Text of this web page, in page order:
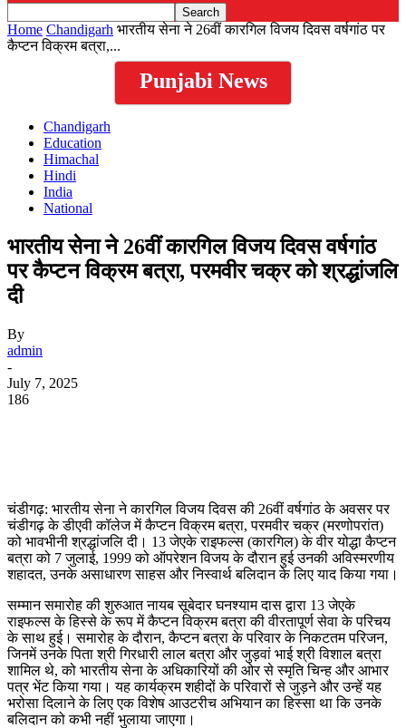
Home Chandigarh भारतीय सेना ने 26वीं कारगिल विजय दिवस वर्षगांठ पर
कैप्टन विक्रम बत्रा,...
Punjabi News
Chandigarh
Education
Himachal
Hindi
India
National
भारतीय सेना ने 26वीं कारगिल विजय दिवस वर्षगांठ
पर कैप्टन विक्रम बत्रा, परमवीर चक्र को श्रद्धांजलि
दी
By
admin
-
July 7, 2025
186
चंडीगढ़: भारतीय सेना ने कारगिल विजय दिवस की 26वीं वर्षगांठ के अवसर पर
चंडीगढ़ के डीएवी कॉलेज में कैप्टन विक्रम बत्रा, परमवीर चक्र (मरणोपरांत)
को भावभीनी श्रद्धांजलि दी। 13 जेएके राइफल्स (कारगिल) के वीर योद्धा कैप्टन
बत्रा को 7 जुलाई, 1999 को ऑपरेशन विजय के दौरान हुई उनकी अविस्मरणीय
शहादत, उनके असाधारण साहस और निस्वार्थ बलिदान के लिए याद किया गया।
सम्मान समारोह की शुरुआत नायब सूबेदार घनश्याम दास द्वारा 13 जेएके
राइफल्स के हिस्से के रूप में कैप्टन विक्रम बत्रा की वीरतापूर्ण सेवा के परिचय
के साथ हुई। समारोह के दौरान, कैप्टन बत्रा के परिवार के निकटतम परिजन,
जिनमें उनके पिता श्री गिरधारी लाल बत्रा और जुड़वां भाई श्री विशाल बत्रा
शामिल थे, को भारतीय सेना के अधिकारियों की ओर से स्मृति चिन्ह और आभार
पत्र भेंट किया गया। यह कार्यक्रम शहीदों के परिवारों से जुड़ने और उन्हें यह
भरोसा दिलाने के लिए एक विशेष आउटरीच अभियान का हिस्सा था कि उनके
बलिदान को कभी नहीं भुलाया जाएगा।